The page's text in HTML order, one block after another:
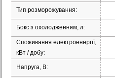
Тип розморожування:
Бокс з охолодженням, л:
Споживання електроенергії,
кВт / добу:
Напруга, В: